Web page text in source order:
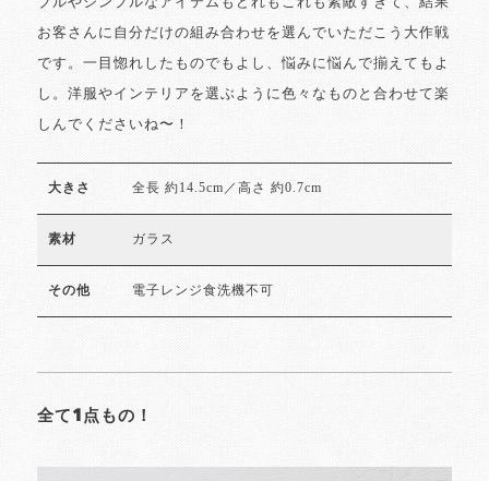
お客さんに自分だけの組み合わせを選んでいただこう大作戦
です。一目惚れしたものでもよし、悩みに悩んで揃えてもよ
し。洋服やインテリアを選ぶように色々なものと合わせて楽
しんでくださいね〜！
大きさ 全長 約14.5cm／高さ 約0.7cm
素材 ガラス
その他 電子レンジ食洗機不可
全て1点もの！